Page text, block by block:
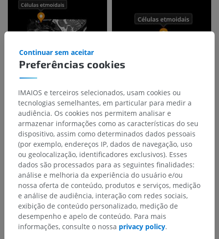
Preferências cookies
Continuar sem aceitar
IMAIOS e terceiros selecionados, usam cookies ou
tecnologias semelhantes, em particular para medir a
audiência. Os cookies nos permitem analisar e
armazenar informações como as características do seu
dispositivo, assim como determinados dados pessoais
(por exemplo, endereços IP, dados de navegação, uso
ou geolocalização, identificadores exclusivos). Esses
dados são processados para as seguintes finalidades:
análise e melhoria da experiência do usuário e/ou
nossa oferta de conteúdo, produtos e serviços, medição
e análise de audiência, interação com redes sociais,
exibição de conteúdo personalizado, medição de
desempenho e apelo de conteúdo. Para mais
informações, consulte o nossa privacy policy.